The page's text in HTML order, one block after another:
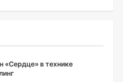
«Сердце» в технике